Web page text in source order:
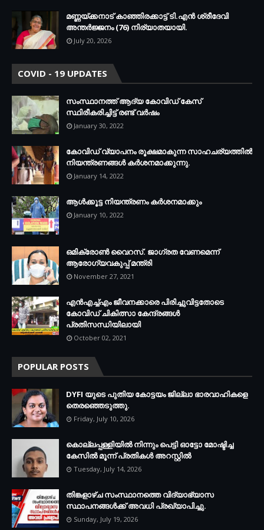
മണ്ണയ്ക്കനാട് കാഞ്ഞിരക്കാട്ട് ടി.എന്‍ ശ്രീദേവി
അന്തര്‍ജ്ജനം (76) നിര്യാതയായി.
July 20, 2026
COVID - 19 UPDATES
സംസ്ഥാനത്ത് ആദ്യ കോവിഡ് കേസ്
സ്ഥിരീകരിച്ചിട്ട് രണ്ട് വര്‍ഷം
January 30, 2022
കോവിഡ് വ്യാപനം രൂക്ഷമാകുന്ന സാഹചര്യത്തില്‍
നിയന്ത്രണങ്ങള്‍ കര്‍ശനമാക്കുന്നു.
January 14, 2022
ആള്‍ക്കൂട്ട നിയന്ത്രണം കര്‍ശനമാക്കും
January 10, 2022
ഒമിക്രോണ്‍ വൈറസ്. ജാഗ്രത വേണമെന്ന്
ആരോഗ്യവകുപ്പ് മന്ത്രി
November 27, 2021
എന്‍എച്ച്എം ജീവനക്കാരെ പിരിച്ചുവിട്ടതോടെ
കോവിഡ് ചികിത്സാ കേന്ദ്രങ്ങള്‍
പ്രതിസന്ധിയിലായി
October 02, 2021
POPULAR POSTS
DYFI യുടെ പുതിയ കോട്ടയം ജില്ലാ ഭാരവാഹികളെ
തെരഞ്ഞെടുത്തു.
Friday, July 10, 2026
കൊല്ലപ്പള്ളിയില്‍ നിന്നും പെട്ടി ഓട്ടോ മോഷ്ടിച്ച
കേസില്‍ മൂന്ന് പ്രതികള്‍ അറസ്റ്റില്‍
Tuesday, July 14, 2026
തിങ്കളാഴ്ച സംസ്ഥാനത്തെ വിദ്യാഭ്യാസ
സ്ഥാപനങ്ങള്‍ക്ക് അവധി പ്രഖ്യാപിച്ചു.
Sunday, July 19, 2026